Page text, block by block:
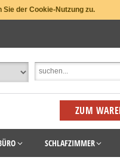
der Cookie-Nutzung zu.
ZUM
SCHLAFZIMMER